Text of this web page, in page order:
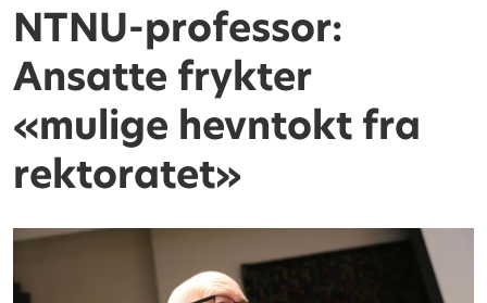
NTNU-professor:
Ansatte frykter
«mulige hevntokt fra
rektoratet»